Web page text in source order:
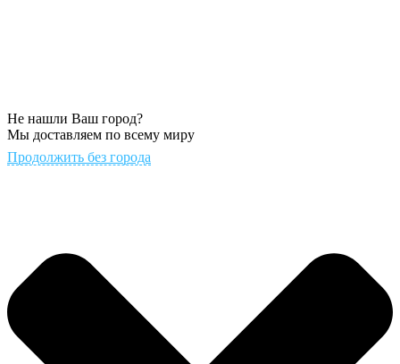
Не нашли Ваш город?
Мы доставляем по всему миру
Продолжить без города